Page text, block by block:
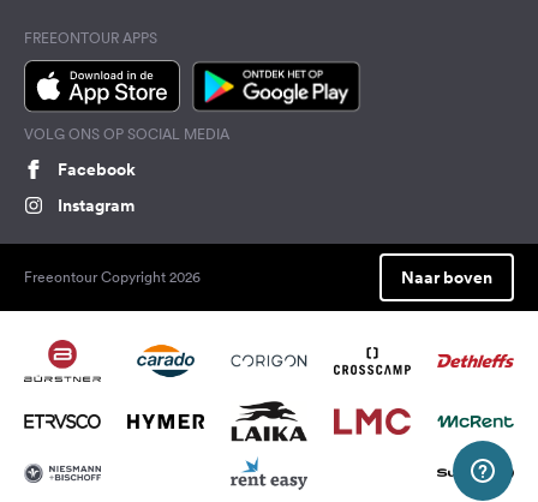
FREEONTOUR APPS
VOLG ONS OP SOCIAL MEDIA
Facebook
Instagram
Freeontour Copyright 2026 Naar boven